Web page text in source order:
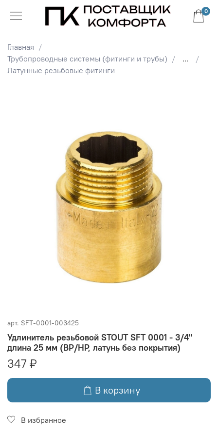
0
Главная
Трубопроводные системы (фитинги и трубы)
...
Латунные резьбовые фитинги
арт. SFT-0001-003425
Удлинитель резьбовой STOUT SFT 0001 - 3/4"
длина 25 мм (ВР/НР, латунь без покрытия)
347 ₽
В корзину
В избранное